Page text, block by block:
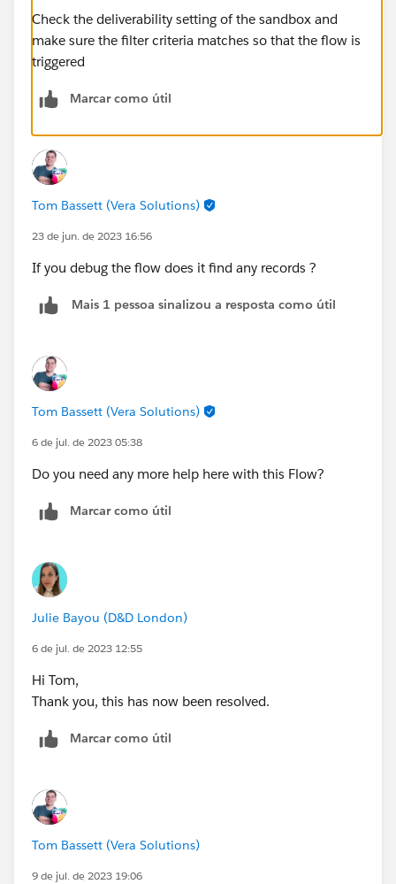
Check the deliverability setting of the sandbox and
make sure the filter criteria matches so that the flow is
triggered
Marcar como útil
Tom Bassett (Vera Solutions)
23 de jun. de 2023 16:56
If you debug the flow does it find any records ?
Mais 1 pessoa sinalizou a resposta como útil
Tom Bassett (Vera Solutions)
6 de jul. de 2023 05:38
Do you need any more help here with this Flow?
Marcar como útil
Julie Bayou (D&D London)
6 de jul. de 2023 12:55
Hi Tom,
Thank you, this has now been resolved.
Marcar como útil
Tom Bassett (Vera Solutions)
9 de jul. de 2023 19:06